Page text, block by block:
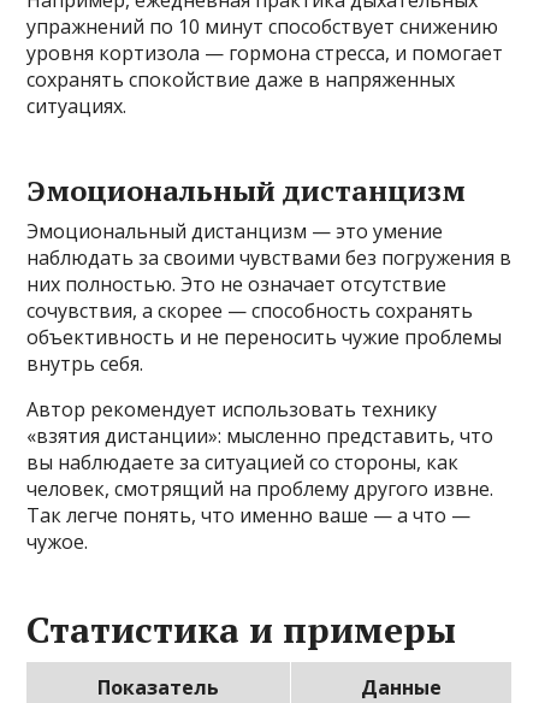
упражнений по 10 минут способствует снижению
уровня кортизола — гормона стресса, и помогает
сохранять спокойствие даже в напряженных
ситуациях.
Эмоциональный дистанцизм
Эмоциональный дистанцизм — это умение
наблюдать за своими чувствами без погружения в
них полностью. Это не означает отсутствие
сочувствия, а скорее — способность сохранять
объективность и не переносить чужие проблемы
внутрь себя.
Автор рекомендует использовать технику
«взятия дистанции»: мысленно представить, что
вы наблюдаете за ситуацией со стороны, как
человек, смотрящий на проблему другого извне.
Так легче понять, что именно ваше — а что —
чужое.
Статистика и примеры
Показатель
Данные